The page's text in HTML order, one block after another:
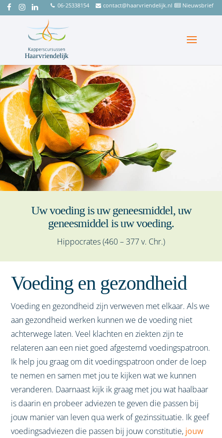
06-25338154 contact@haarvriendelijk.nl Nieuwsbrief
Uw voeding is uw geneesmiddel, uw
geneesmiddel is uw voeding.
Hippocrates (460 – 377 v. Chr.)
Voeding en gezondheid
Voeding en gezondheid zijn verweven met elkaar. Als we
aan gezondheid werken kunnen we de voeding niet
achterwege laten. Veel klachten en ziekten zijn te
relateren aan een niet goed afgestemd voedingspatroon.
Ik help jou graag om dit voedingspatroon onder de loep
te nemen en samen met jou te kijken wat we kunnen
veranderen. Daarnaast kijk ik graag met jou wat haalbaar
is daarin en probeer adviezen te geven die passen bij
jouw manier van leven qua werk of gezinssituatie. Ik geef
voedingsadviezen die passen bij jouw constitutie, jouw